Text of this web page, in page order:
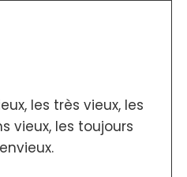
les très vieux, les
vieux, les toujours